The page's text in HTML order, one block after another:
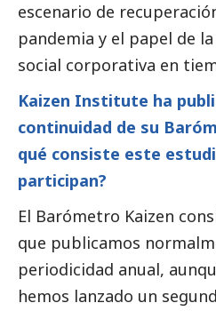
escenario de
pandemia y el papel de
social corporativa en
Kaizen Institute ha
continuidad de su
qué consiste este
participan?
El Barómetro Kaizen
que publicamos
periodicidad anual,
hemos lanzado un